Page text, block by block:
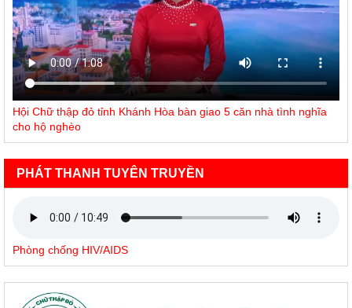
Hội Chữ thập đỏ tỉnh Khánh Hòa bàn giao 5 căn nhà tình nghĩa
cho hộ nghèo
PHÁT THANH TUYÊN TRUYỀN
Phòng chống HIV/AIDS